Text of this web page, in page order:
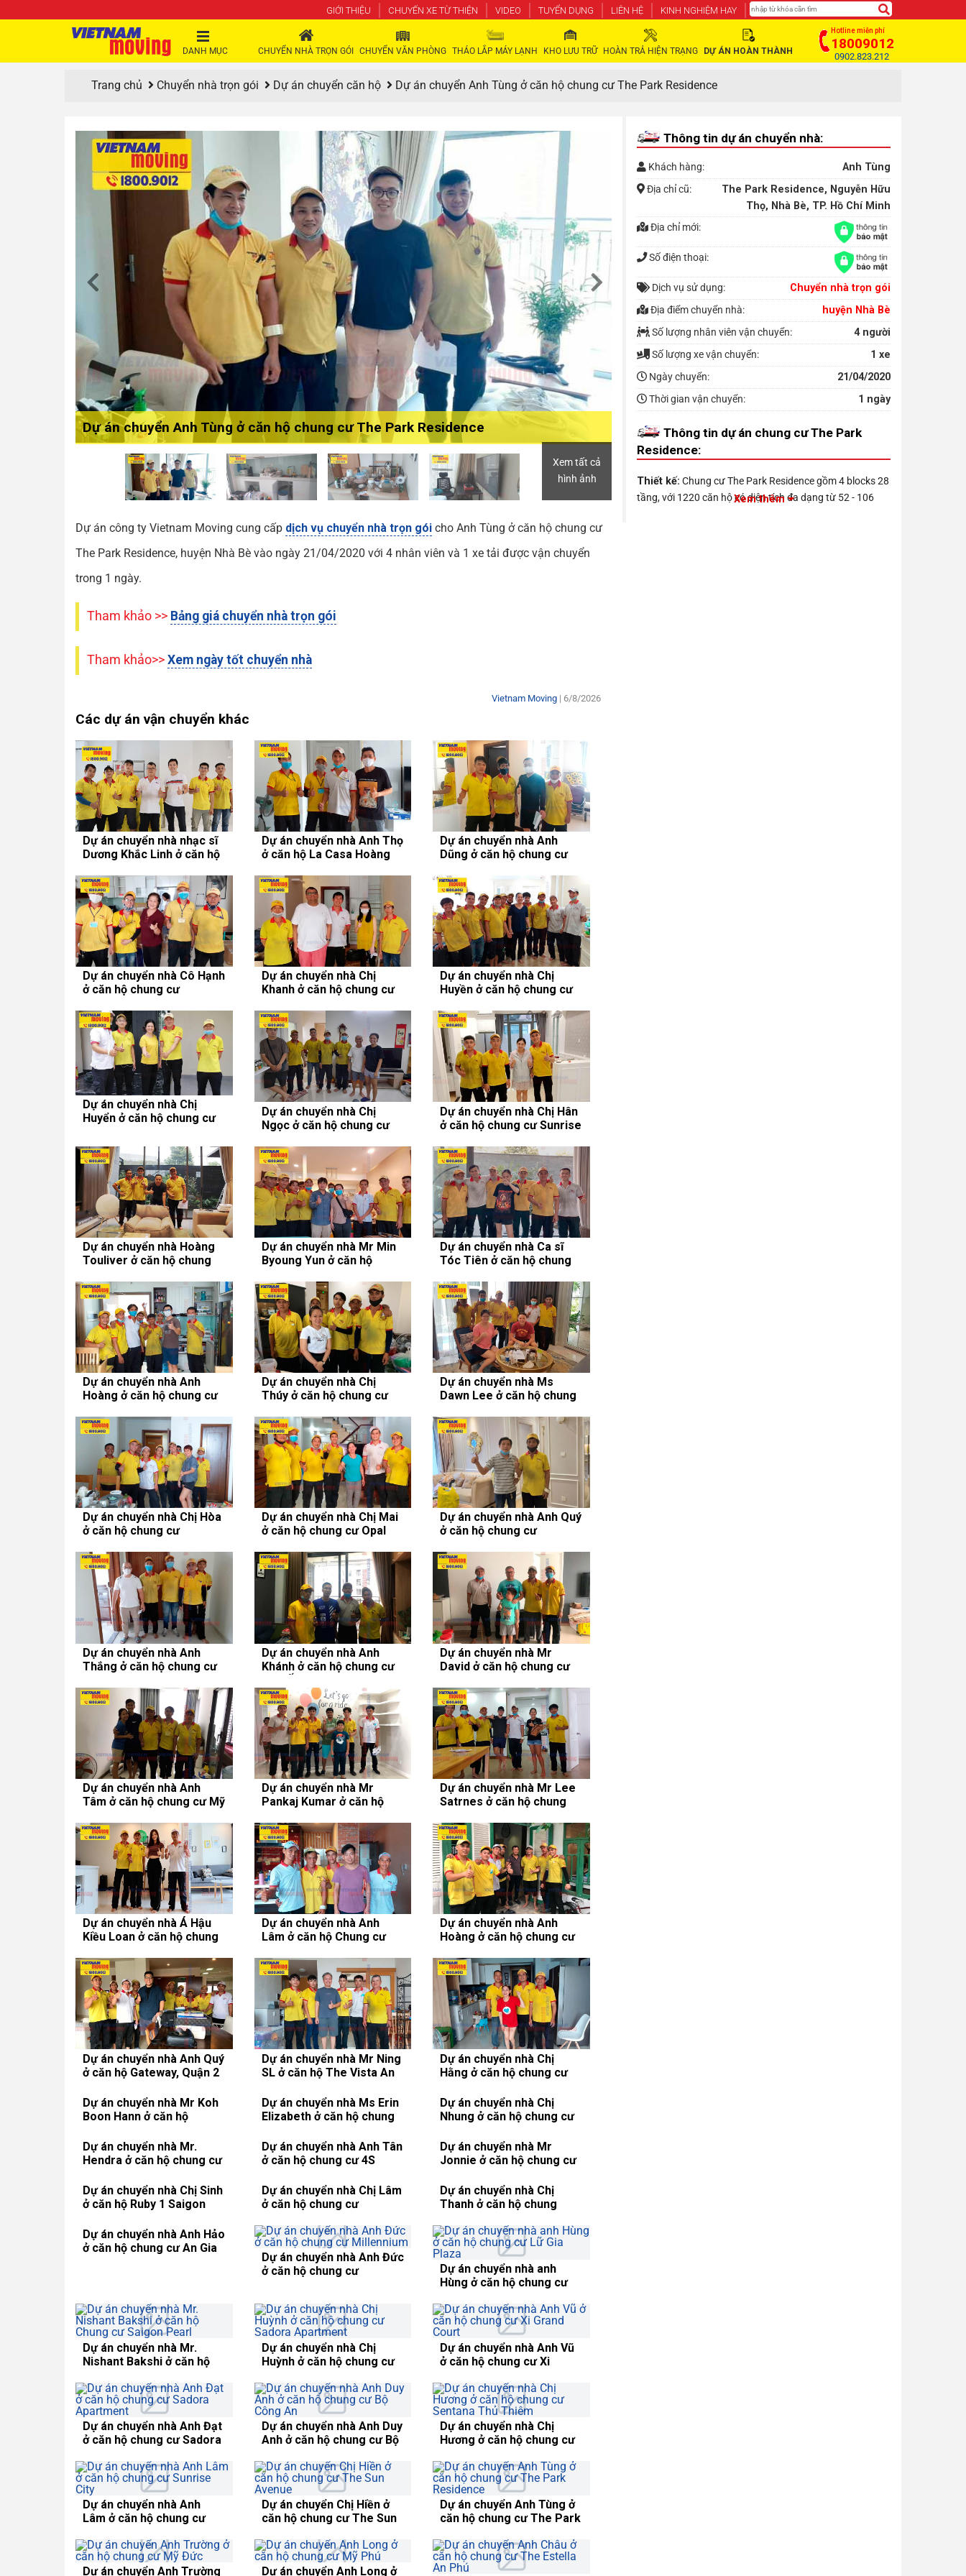
GIỚI THIỆU CHUYẾN XE TỪ THIỆN VIDEO TUYỂN DỤNG LIÊN HỆ KINH NGHIỆM HAY
Hotline miễn phí
18009012
0902.823.212
CHUYỂN NHÀ TRỌN GÓI CHUYỂN VĂN PHÒNG THÁO LẮP MÁY LẠNH KHO LƯU TRỮ HOÀN TRẢ HIỆN TRẠNG DỰ ÁN HOÀN THÀNH
DANH MỤC
Trang chủ Chuyển nhà trọn gói Dự án chuyển căn hộ Dự án chuyển Anh Tùng ở căn hộ chung cư The Park Residence
Dự án chuyển Anh Tùng ở căn hộ chung cư The Park Residence
Xem tất cả
hình ảnh
Dự án công ty Vietnam Moving cung cấp dịch vụ chuyển nhà trọn gói cho Anh Tùng ở căn hộ chung cư
The Park Residence, huyện Nhà Bè vào ngày 21/04/2020 với 4 nhân viên và 1 xe tải được vận chuyển
trong 1 ngày.
Tham khảo >> Bảng giá chuyển nhà trọn gói
Tham khảo>> Xem ngày tốt chuyển nhà
Vietnam Moving| 6/8/2026
Các dự án vận chuyển khác
Dự án chuyển nhà nhạc sĩ
Dương Khắc Linh ở căn hộ
Dự án chuyển nhà Anh Thọ
ở căn hộ La Casa Hoàng
Dự án chuyển nhà Anh
Dũng ở căn hộ chung cư
Dự án chuyển nhà Cô Hạnh
ở căn hộ chung cư
Dự án chuyển nhà Chị
Khanh ở căn hộ chung cư
Dự án chuyển nhà Chị
Huyền ở căn hộ chung cư
Dự án chuyển nhà Chị
Huyển ở căn hộ chung cư
Dự án chuyển nhà Chị
Ngọc ở căn hộ chung cư
Dự án chuyển nhà Chị Hân
ở căn hộ chung cư Sunrise
Dự án chuyển nhà Hoàng
Touliver ở căn hộ chung
Dự án chuyển nhà Mr Min
Byoung Yun ở căn hộ
Dự án chuyển nhà Ca sĩ
Tóc Tiên ở căn hộ chung
Dự án chuyển nhà Anh
Hoàng ở căn hộ chung cư
Dự án chuyển nhà Chị
Thúy ở căn hộ chung cư
Dự án chuyển nhà Ms
Dawn Lee ở căn hộ chung
Dự án chuyển nhà Chị Hòa
ở căn hộ chung cư
Dự án chuyển nhà Chị Mai
ở căn hộ chung cư Opal
Dự án chuyển nhà Anh Quý
ở căn hộ chung cư
Dự án chuyển nhà Anh
Thắng ở căn hộ chung cư
Dự án chuyển nhà Anh
Khánh ở căn hộ chung cư
Dự án chuyển nhà Mr
David ở căn hộ chung cư
Dự án chuyển nhà Anh
Tâm ở căn hộ chung cư Mỹ
Dự án chuyển nhà Mr
Pankaj Kumar ở căn hộ
Dự án chuyển nhà Mr Lee
Satrnes ở căn hộ chung
Dự án chuyển nhà Á Hậu
Kiều Loan ở căn hộ chung
Dự án chuyển nhà Anh
Lâm ở căn hộ Chung cư
Dự án chuyển nhà Anh
Hoàng ở căn hộ chung cư
Dự án chuyển nhà Anh Quý
ở căn hộ Gateway, Quận 2
Dự án chuyển nhà Mr Ning
SL ở căn hộ The Vista An
Dự án chuyển nhà Chị
Hằng ở căn hộ chung cư
Dự án chuyển nhà Mr Koh
Boon Hann ở căn hộ
Dự án chuyển nhà Ms Erin
Elizabeth ở căn hộ chung
Dự án chuyển nhà Chị
Nhung ở căn hộ chung cư
Dự án chuyển nhà Mr.
Hendra ở căn hộ chung cư
VinHomes Central Park
Dự án chuyển nhà Anh Tân
ở căn hộ chung cư 4S
Riverside Linh Đông
Dự án chuyển nhà Mr
Jonnie ở căn hộ chung cư
City Garden
Dự án chuyển nhà Chị Sinh
ở căn hộ Ruby 1 Saigon
Pearl
ở căn hộ chung cư
VinHomes Central Park
Thanh ở căn hộ chung
cưJamona City
Dự án chuyển nhà Anh Hảo
ở căn hộ chung cư An Gia
Skyline
Dự án chuyển nhà Anh Đức
Millennium
Dự án chuyển nhà anh
Lữ Gia Plaza
Dự án chuyển nhà Mr.
Chung cư Saigon Pearl
Thông tin dự án chuyển nhà:
Khách hàng:
Anh Tùng
Địa chỉ cũ:
The Park Residence, Nguyễn Hữu
Thọ, Nhà Bè, TP. Hồ Chí Minh
Địa chỉ mới:
Số điện thoại:
Dịch vụ sử dụng:
Chuyển nhà trọn gói
Địa điểm chuyển nhà:
huyện Nhà Bè
Số lượng nhân viên vận chuyển:
4 người
Số lượng xe vận chuyển:
1 xe
Ngày chuyển:
21/04/2020
Thời gian vận chuyển:
1 ngày
Thông tin dự án chung cư The Park
Residence:
Thiết kế: Chung cư The Park Residence gồm 4 blocks 28
tầng, với 1220 căn hộ có diện tích đa dạng từ 52 - 106
Xem thêm